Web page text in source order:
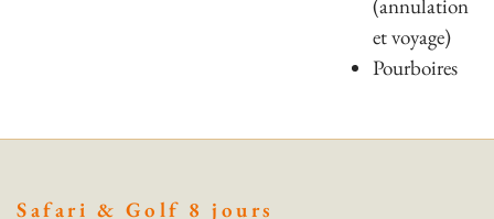
(annulation
et voyage)
Pourboires
Safari & Golf 8 jours